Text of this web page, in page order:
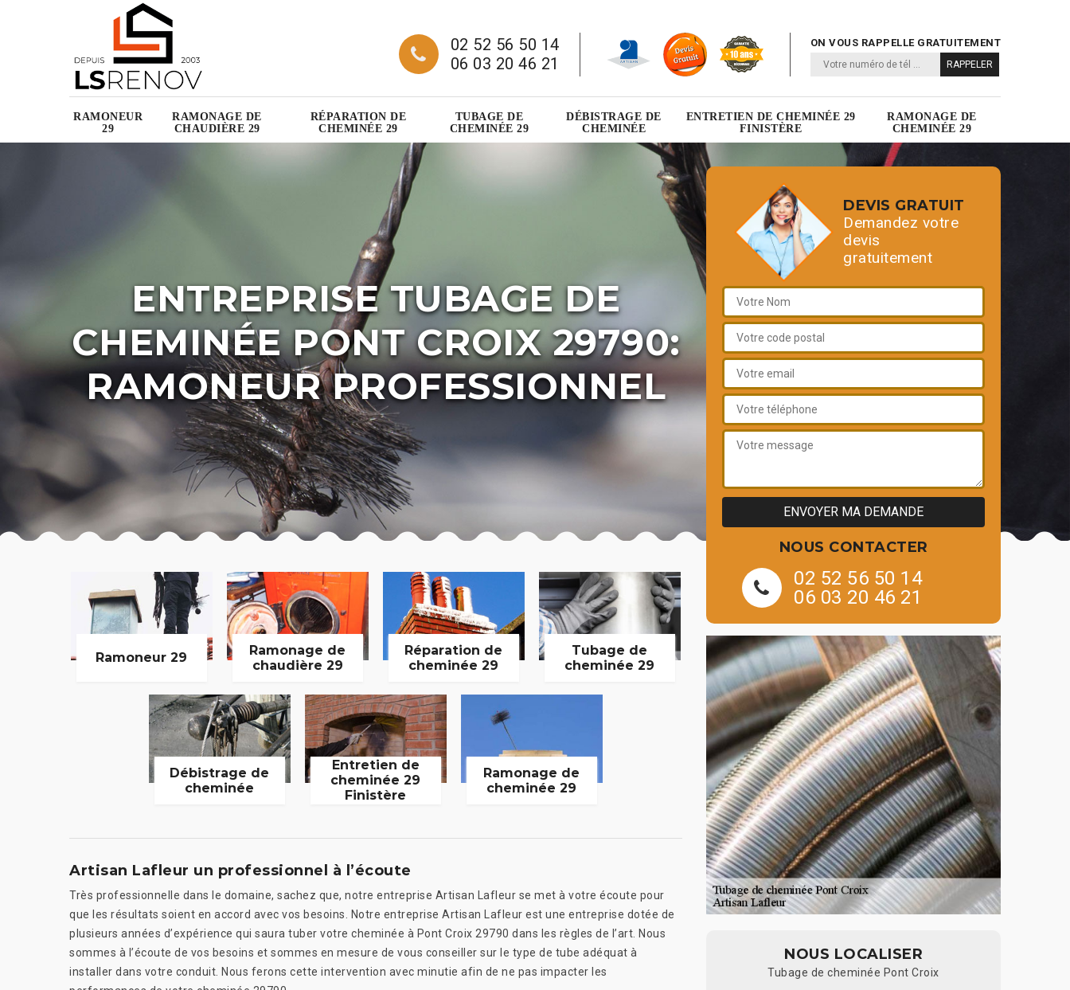
02 52 56 50 14
06 03 20 46 21
ON VOUS RAPPELLE GRATUITEMENT
RAMONEUR
29
RAMONAGE DE
CHAUDIÈRE 29
RÉPARATION DE
CHEMINÉE 29
TUBAGE DE
CHEMINÉE 29
DÉBISTRAGE DE
CHEMINÉE
ENTRETIEN DE CHEMINÉE 29
FINISTÈRE
RAMONAGE DE
CHEMINÉE 29
ENTREPRISE TUBAGE DE
CHEMINÉE PONT CROIX 29790:
RAMONEUR PROFESSIONNEL
Ramoneur 29
Ramonage de
chaudière 29
Réparation de
cheminée 29
Tubage de
cheminée 29
Débistrage de
cheminée
Entretien de
cheminée 29
Finistère
Ramonage de
cheminée 29
Artisan Lafleur un professionnel à l’écoute
Très professionnelle dans le domaine, sachez que, notre entreprise Artisan Lafleur se met à votre écoute pour
que les résultats soient en accord avec vos besoins. Notre entreprise Artisan Lafleur est une entreprise dotée de
plusieurs années d’expérience qui saura tuber votre cheminée à Pont Croix 29790 dans les règles de l’art. Nous
sommes à l’écoute de vos besoins et sommes en mesure de vous conseiller sur le type de tube adéquat à
installer dans votre conduit. Nous ferons cette intervention avec minutie afin de ne pas impacter les
DEVIS GRATUIT
Demandez votre
devis
gratuitement
NOUS CONTACTER
02 52 56 50 14
06 03 20 46 21
NOUS LOCALISER
Tubage de cheminée Pont Croix